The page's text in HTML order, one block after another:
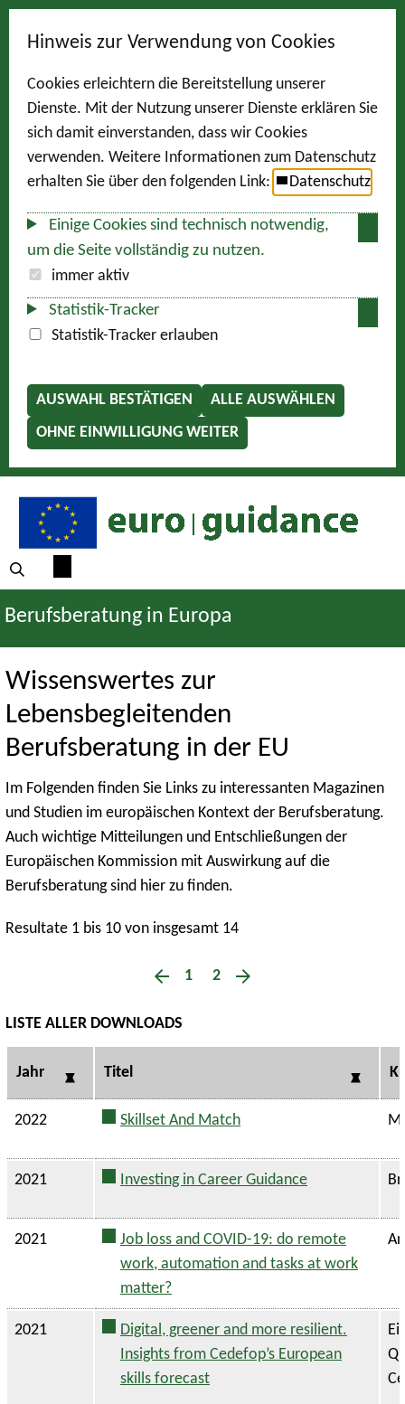
Hinweis zur Verwendung von Cookies
Cookies erleichtern die Bereitstellung unserer
Dienste. Mit der Nutzung unserer Dienste erklären Sie
sich damit einverstanden, dass wir Cookies
verwenden. Weitere Informationen zum Datenschutz
erhalten Sie über den folgenden Link:
Datenschutz
Einige Cookies sind technisch notwendig,
um die Seite vollständig zu nutzen.
immer aktiv
Statistik-Tracker
Statistik-Tracker erlauben
AUSWAHL BESTÄTIGEN
ALLE AUSWÄHLEN
OHNE EINWILLIGUNG WEITER
Berufsberatung in Europa
Wissenswertes zur
Lebensbegleitenden
Berufsberatung in der EU
Im Folgenden finden Sie Links zu interessanten Magazinen
und Studien im europäischen Kontext der Berufsberatung.
Auch wichtige Mitteilungen und Entschließungen der
Europäischen Kommission mit Auswirkung auf die
Berufsberatung sind hier zu finden.
Resultate 1 bis 10 von insgesamt 14
1 2
LISTE ALLER DOWNLOADS
Jahr Titel
2022 Skillset And Match
2021 Investing in Career Guidance
2021
Job loss and COVID-19: do remote
work, automation and tasks at work
matter?
2021
Digital, greener and more resilient.
Insights from Cedefop’s European
skills forecast